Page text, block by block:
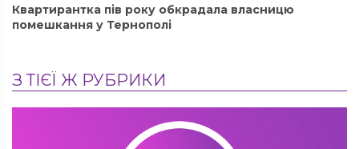
Квартирантка пів року обкрадала власницю
помешкання у Тернополі
З ТІЄЇ Ж РУБРИКИ